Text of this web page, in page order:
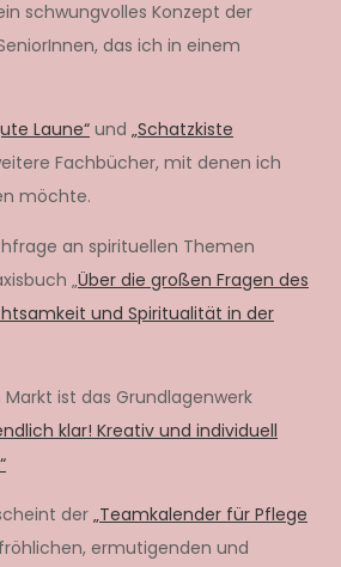
schwungvolles Konzept der
das ich in einem
Laune“ und „Schatzkiste
Fachbücher, mit denen ich
möchte.
an spirituellen Themen
„Über die großen Fragen des
und Spiritualität in der
ist das Grundlagenwerk
klar! Kreativ und individuell
der „Teamkalender für Pflege
ermutigenden und